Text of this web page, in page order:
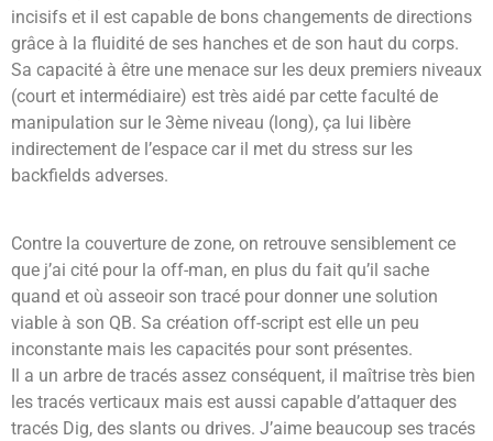
incisifs et il est capable de bons changements de directions
grâce à la fluidité de ses hanches et de son haut du corps.
Sa capacité à être une menace sur les deux premiers niveaux
(court et intermédiaire) est très aidé par cette faculté de
manipulation sur le 3ème niveau (long), ça lui libère
indirectement de l’espace car il met du stress sur les
backfields adverses.
Contre la couverture de zone, on retrouve sensiblement ce
que j’ai cité pour la off-man, en plus du fait qu’il sache
quand et où asseoir son tracé pour donner une solution
viable à son QB. Sa création off-script est elle un peu
inconstante mais les capacités pour sont présentes.
Il a un arbre de tracés assez conséquent, il maîtrise très bien
les tracés verticaux mais est aussi capable d’attaquer des
tracés Dig, des slants ou drives. J’aime beaucoup ses tracés